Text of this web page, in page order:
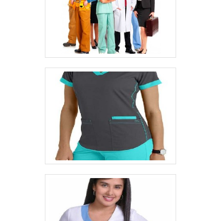
realizadas as atividades e sala de
treinamento com materiais
sofisticados. Todos esses fatores,
agregados a uma equipe multidisciplinar de
consultores associados e profissionais
qualificados, fecha todo o ciclo de entrega
com excelência para toda a carteira de
cliente final.Sem trocar o foco sobre calça
brim, deve-se descartar empresas que não
tenham produtos e serviços com ótima
qualidade e proteção, detalhes primordiais
que são deixados de lado por muitas
empresas que não focam na fidelização do
cliente.É importante lembrar que o produto
deve sempre ser adquirido com
companhias especializadas no segmento.
Esse tipo de cuidado ajuda a garantir a
qualidade e durabilidade dos materiais,
além de evitar prejuízos com substituições
frequentes de produtos que não cumprem
com suas funções adequadamente. Assim,
é possível poupar gastos
desnecessários.Existem diversos motivos
para a Routte ter se tornado destaque
quando pensamos em uma empresa que